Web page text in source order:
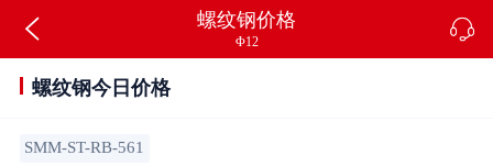
螺纹钢价格
Φ12
螺纹钢今日价格
SMM-ST-RB-561